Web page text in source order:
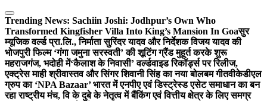
Skip
to
content
Trending News: Sachiin Joshi: Jodhpur’s Own Who
Transformed Kingfisher Villa Into King’s Mansion In Goaसुर
म्यूजिक वर्ल्ड प्रा.लि., निर्माता सुरिंदर यादव और निर्देशक विजय यादव की
भोजपुरी फिल्म ‘गंगा जमुना सरस्वती’ की शूटिंग ग्रैंड मुहूर्त करके शुरू
महराजगंज, भदोही में‘कैलाश के निवासी’ वर्ल्डवाइड रिकॉर्ड्स पर रिलीज,
एक्ट्रेस माही श्रीवास्तव और सिंगर शिवानी सिंह का नया बोलबम गीतवीकेडीएल
ग्रुप का ‘NPA Bazaar’ भारत में एनपीए एवं डिस्ट्रेस्ड एसेट समाधान का बन
रहा राष्ट्रीय मंच, वि के दुबे के नेतृत्व में बैंकिंग एवं वित्तीय क्षेत्र के लिए समग्र